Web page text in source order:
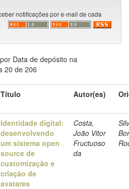
notificações por e-mail de cada
Data de depósito na
20 de 206
Título Autor(es)
Identidade digital:
desenvolvendo
um sistema open
source de
customização e
criação de
avatares
Costa,
João Vitor
Fructuoso
da